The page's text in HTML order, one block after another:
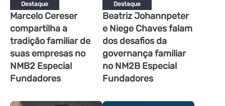
Destaque
Marcelo Cereser
compartilha a
tradição familiar de
suas empresas no
NMB2 Especial
Fundadores
Destaque
Beatriz Johannpeter
e Niege Chaves falam
dos desafios da
governança familiar
no NM2B Especial
Fundadores